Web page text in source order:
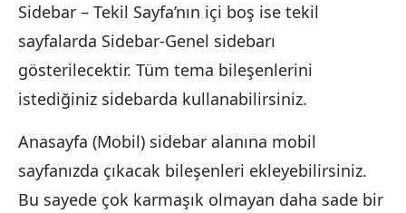
Sidebar – Tekil Sayfa’nın içi boş ise tekil
sayfalarda Sidebar-Genel sidebarı
gösterilecektir. Tüm tema bileşenlerini
istediğiniz sidebarda kullanabilirsiniz.
Anasayfa (Mobil) sidebar alanına mobil
sayfanızda çıkacak bileşenleri ekleyebilirsiniz.
Bu sayede çok karmaşık olmayan daha sade bir